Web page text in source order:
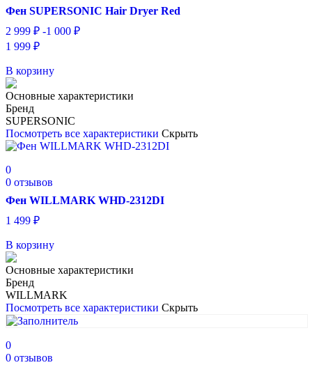
Фен SUPERSONIC Hair Dryer Red
2 999 ₽ -1 000 ₽
1 999 ₽
В корзину
Основные характеристики
Бренд
SUPERSONIC
Посмотреть все характеристики Скрыть
0
0 отзывов
Фен WILLMARK WHD-2312DI
1 499 ₽
В корзину
Основные характеристики
Бренд
WILLMARK
Посмотреть все характеристики Скрыть
0
0 отзывов